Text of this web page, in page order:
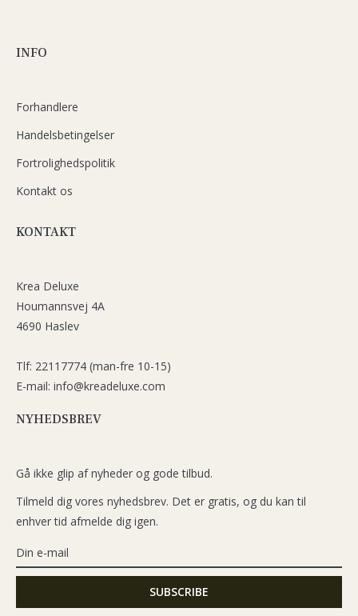
INFO
Forhandlere
Handelsbetingelser
Fortrolighedspolitik
Kontakt os
KONTAKT
Krea Deluxe
Houmannsvej 4A
4690 Haslev
Tlf: 22117774 (man-fre 10-15)
E-mail: info@kreadeluxe.com
NYHEDSBREV
Gå ikke glip af nyheder og gode tilbud.
Tilmeld dig vores nyhedsbrev. Det er gratis, og du kan til
enhver tid afmelde dig igen.